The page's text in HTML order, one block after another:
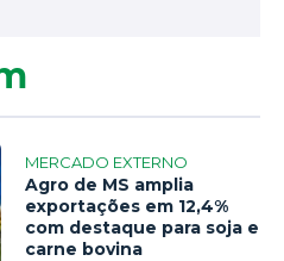
MERCADO EXTERNO
Agro de MS amplia
exportações em 12,4%
com destaque para soja e
carne bovina